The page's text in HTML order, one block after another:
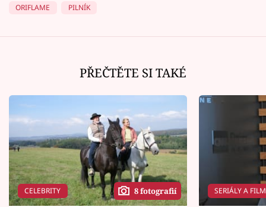
ORIFLAME
PILNÍK
PŘEČTĚTE SI TAKÉ
CELEBRITY 8 fotografií SERIÁLY A